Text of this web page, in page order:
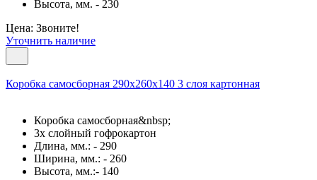
Высота, мм. - 230
Цена: Звоните!
Уточнить наличие
Коробка самосборная 290х260х140 3 слоя картонная
Коробка самосборная&nbsp;
3х слойный гофрокартон
Длина, мм.: - 290
Ширина, мм.: - 260
Высота, мм.:- 140